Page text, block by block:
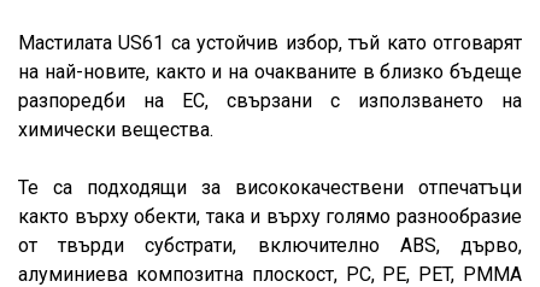
Мастилата US61 са устойчив избор, тъй като отговарят
на най-новите, както и на очакваните в близко бъдеще
разпоредби на ЕС, свързани с използването на
химически вещества.
Те са подходящи за висококачествени отпечатъци
както върху обекти, така и върху голямо разнообразие
от твърди субстрати, включително ABS, дърво,
алуминиева композитна плоскост, PC, PE, PET, PMMA